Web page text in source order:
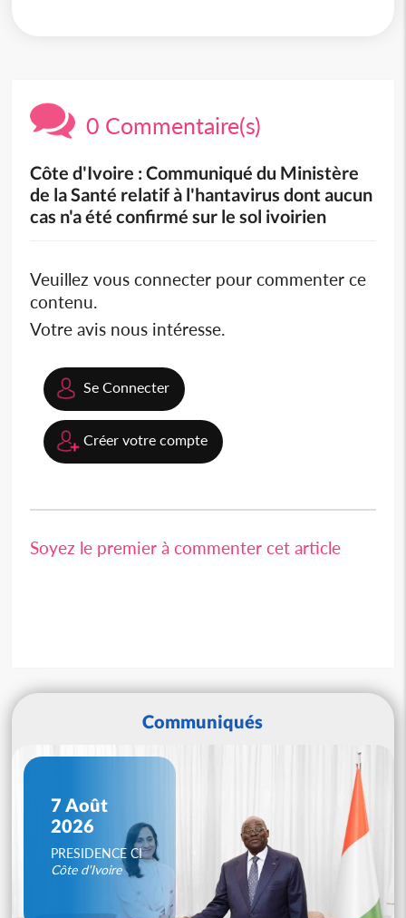
0 Commentaire(s)
Côte d'Ivoire : Communiqué du Ministère
de la Santé relatif à l'hantavirus dont aucun
cas n'a été confirmé sur le sol ivoirien
Veuillez vous connecter pour commenter ce
contenu.
Votre avis nous intéresse.
Se Connecter
Créer votre compte
Soyez le premier à commenter cet article
Communiqués
7 Août
2026
PRESIDENCE CI
Côte d'Ivoire